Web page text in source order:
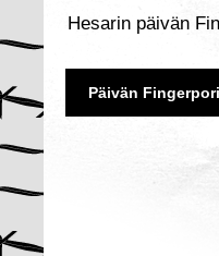
Hesarin päivän
Päivän Fingerpori